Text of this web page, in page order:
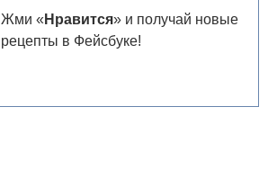
Жми « Нравится» и получай новые
рецепты в Фейсбуке!